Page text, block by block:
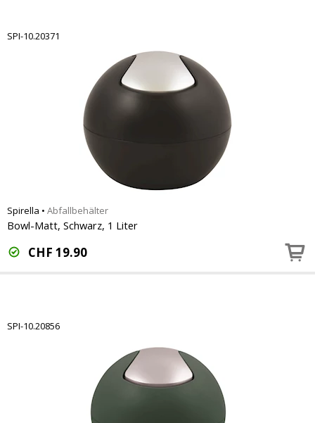
SPI-10.20371
Spirella • Abfallbehälter
Bowl-Matt, Schwarz, 1 Liter
CHF 19.90
SPI-10.20856